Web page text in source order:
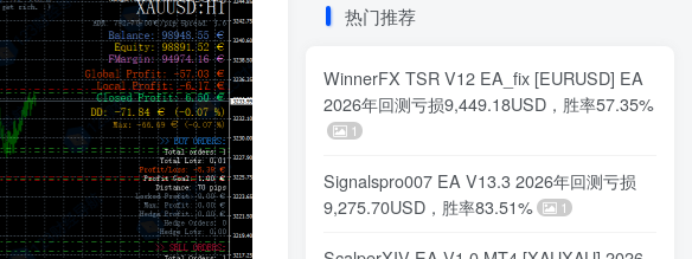
热门推荐
WinnerFX TSR V12 EA_fix [EURUSD] EA
2026年回测亏损9,449.18USD，胜率57.35%
1
Signalspro007 EA V13.3 2026年回测亏损
9,275.70USD，胜率83.51%
1